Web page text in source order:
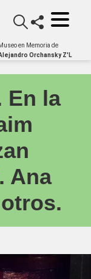
Museo en Memoria de
Orchansky Z'L
En la
Ana